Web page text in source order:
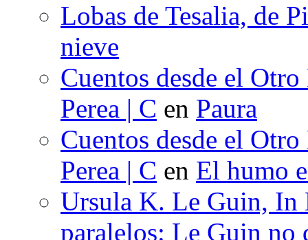
Lobas de Tesalia, de
nieve
Cuentos desde el
Perea | C en Paura
Cuentos desde el
Perea | C en El humo
Ursula K. Le Guin, In
paralelos: Le Guin no